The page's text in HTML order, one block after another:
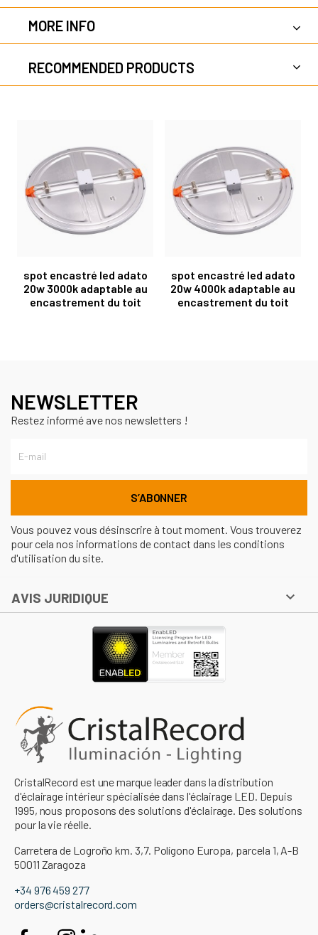
MORE INFO
RECOMMENDED PRODUCTS
spot encastré led adato
20w 3000k adaptable au
encastrement du toit
spot encastré led adato
20w 4000k adaptable au
encastrement du toit
NEWSLETTER
Restez informé ave nos newsletters !
Vous pouvez vous désinscrire à tout moment. Vous trouverez
pour cela nos informations de contact dans les conditions
d'utilisation du site.
AVIS JURIDIQUE 
CristalRecord est une marque leader dans la distribution
d'éclairage intérieur spécialisée dans l'éclairage LED. Depuis
1995, nous proposons des solutions d'éclairage. Des solutions
pour la vie réelle.
Carretera de Logroño km. 3,7. Polígono Europa, parcela 1, A-B
50011 Zaragoza
+34 976 459 277
orders@cristalrecord.com